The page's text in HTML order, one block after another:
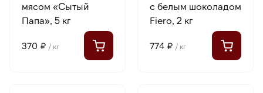
мясом «Сытый
Папа», 5 кг
370 ₽ / кг
с белым шоколадом
Fiero, 2 кг
774 ₽ / кг